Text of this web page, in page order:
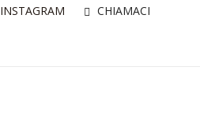
INSTAGRAM CHIAMACI